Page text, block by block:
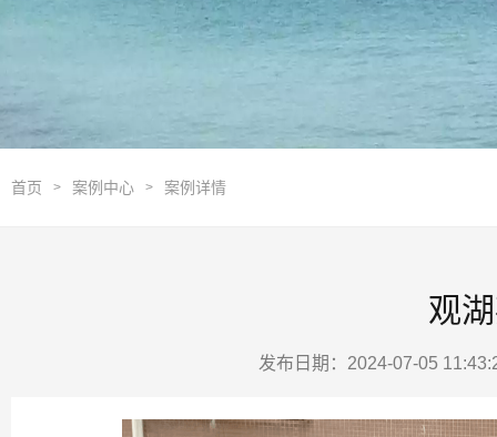
首页 > 案例中心 > 案例详情
观
发布日期：2024-07-05